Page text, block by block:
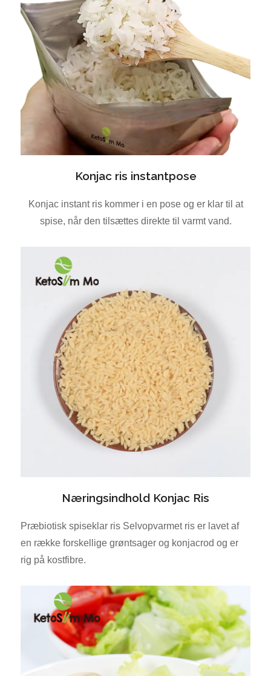
Konjac ris instantpose
Konjac instant ris kommer i en pose og er klar til at
spise, når den tilsættes direkte til varmt vand.
Næringsindhold Konjac Ris
Præbiotisk spiseklar ris Selvopvarmet ris er lavet af
en række forskellige grøntsager og konjacrod og er
rig på kostfibre.